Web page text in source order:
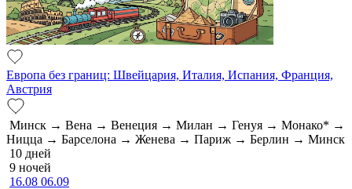
Европа без границ: Швейцария, Италия, Испания, Франция,
Австрия
Минск → Вена → Венеция → Милан → Генуя → Монако* →
Ницца → Барселона → Женева → Париж → Берлин → Минск
10 дней
9 ночей
16.08 06.09